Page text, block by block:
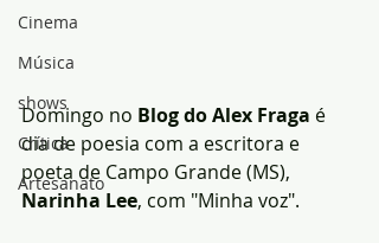
Cinema
Música
shows
Crítica
Artesanato
Domingo no Blog do Alex Fraga é
dia de poesia com a escritora e
poeta de Campo Grande (MS),
Narinha Lee, com "Minha voz".